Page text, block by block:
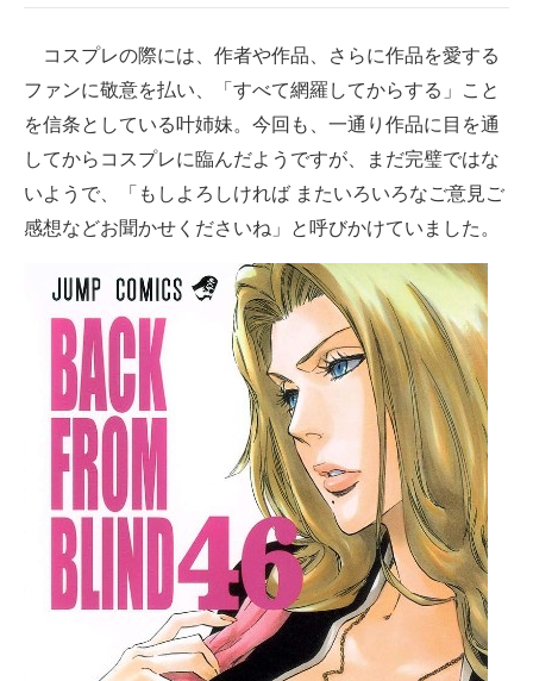
コスプレの際には、作者や作品、さらに作品を愛する
ファンに敬意を払い、「すべて網羅してからする」こと
を信条としている叶姉妹。今回も、一通り作品に目を通
してからコスプレに臨んだようですが、まだ完璧ではな
いようで、「もしよろしければ またいろいろなご意見ご
感想などお聞かせくださいね」と呼びかけていました。